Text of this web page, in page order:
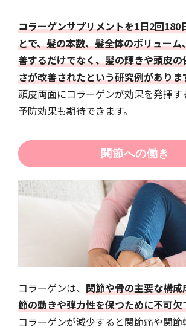
コラーゲンサプリメントを1日2回180
とで、髪の本数、髪全体のボリューム
善するだけでなく、髪の輝きや頭皮
さが改善されたという研究例がありま
頭皮両面にコラーゲンが効果を発揮す
予防効果も期待できます。
関節への働き
コラーゲンは、 関節や骨の主要な構
節の動きや弾力性を保つために不可欠
コラーゲンが減少すると関節痛や関